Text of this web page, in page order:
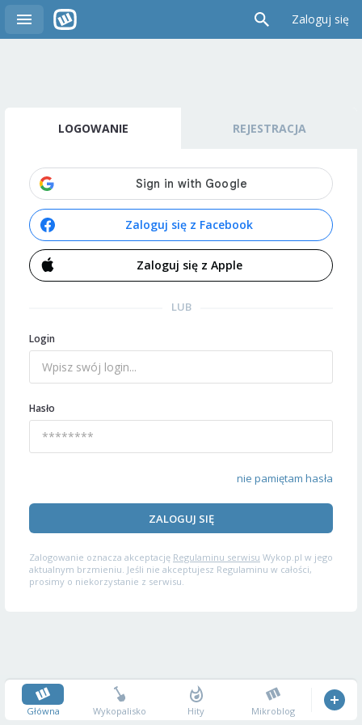
Zaloguj się
LOGOWANIE REJESTRACJA
Zaloguj się z Facebook
Zaloguj się z Apple
LUB
Login
Hasło
nie pamiętam hasła
ZALOGUJ SIĘ
Zalogowanie oznacza akceptację Regulaminu serwisu Wykop.pl w jego
aktualnym brzmieniu. Jeśli nie akceptujesz Regulaminu w całości,
prosimy o niekorzystanie z serwisu.
Główna Wykopalisko Hity Mikroblog